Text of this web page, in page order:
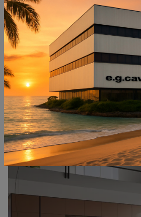
Q01 005